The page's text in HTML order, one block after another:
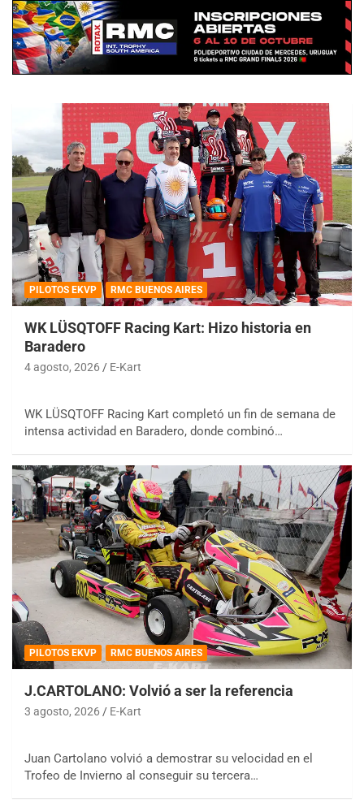
PILOTOS EKVP RMC BUENOS AIRES
WK LÜSQTOFF Racing Kart: Hizo historia en
Baradero
4 agosto, 2026 E-Kart
WK LÜSQTOFF Racing Kart completó un fin de semana de
intensa actividad en Baradero, donde combinó…
PILOTOS EKVP RMC BUENOS AIRES
J.CARTOLANO: Volvió a ser la referencia
3 agosto, 2026 E-Kart
Juan Cartolano volvió a demostrar su velocidad en el
Trofeo de Invierno al conseguir su tercera…
08/09-AGO